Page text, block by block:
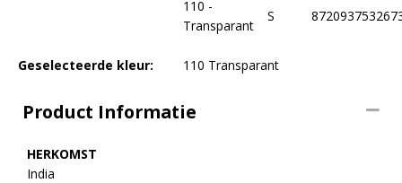
110 -
Transparant
S
Geselecteerde kleur: 110 Transparant
Product Informatie
HERKOMST
India